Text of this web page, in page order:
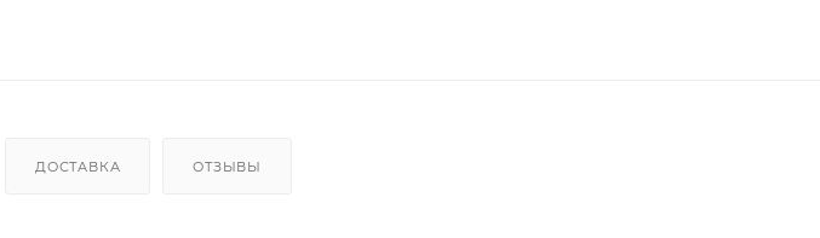
ДОСТАВКА ОТЗЫВЫ